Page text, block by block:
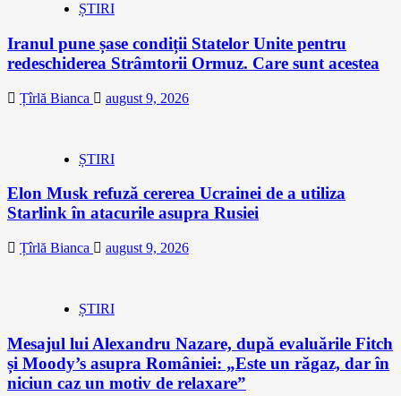
ȘTIRI
Iranul pune șase condiții Statelor Unite pentru
redeschiderea Strâmtorii Ormuz. Care sunt acestea
Țîrlă Bianca august 9, 2026
ȘTIRI
Elon Musk refuză cererea Ucrainei de a utiliza
Starlink în atacurile asupra Rusiei
Țîrlă Bianca august 9, 2026
ȘTIRI
Mesajul lui Alexandru Nazare, după evaluările Fitch
și Moody’s asupra României: „Este un răgaz, dar în
niciun caz un motiv de relaxare”